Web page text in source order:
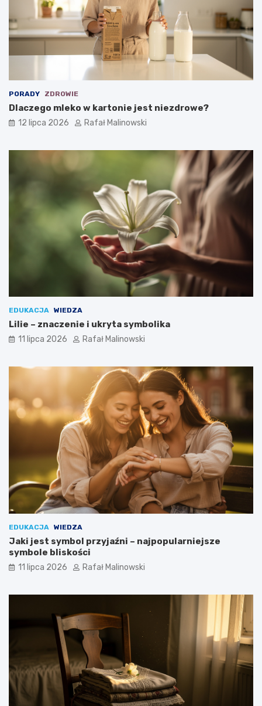
PORADY ZDROWIE
Dlaczego mleko w kartonie jest niezdrowe?
12 lipca 2026 Rafał Malinowski
EDUKACJA WIEDZA
Lilie – znaczenie i ukryta symbolika
11 lipca 2026 Rafał Malinowski
EDUKACJA WIEDZA
Jaki jest symbol przyjaźni – najpopularniejsze
symbole bliskości
11 lipca 2026 Rafał Malinowski